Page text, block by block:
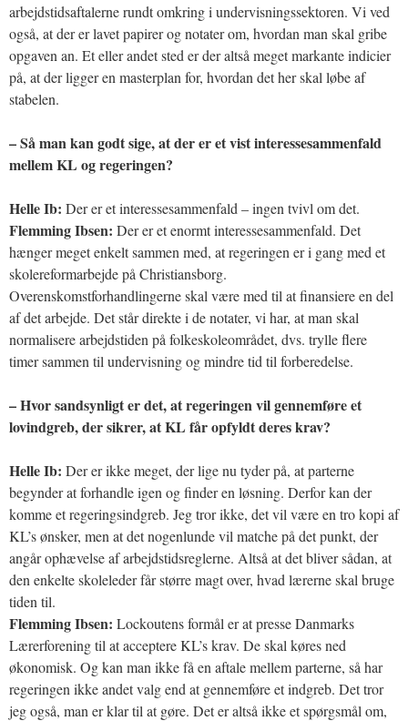
arbejdstidsaftalerne rundt omkring i undervisningssektoren. Vi ved
også, at der er lavet papirer og notater om, hvordan man skal gribe
opgaven an. Et eller andet sted er der altså meget markante indicier
på, at der ligger en masterplan for, hvordan det her skal løbe af
stabelen.
– Så man kan godt sige, at der er et vist interessesammenfald
mellem KL og regeringen?
Helle Ib: Der er et interessesammenfald – ingen tvivl om det.
Flemming Ibsen: Der er et enormt interessesammenfald. Det
hænger meget enkelt sammen med, at regeringen er i gang med et
skolereformarbejde på Christiansborg.
Overenskomstforhandlingerne skal være med til at finansiere en del
af det arbejde. Det står direkte i de notater, vi har, at man skal
normalisere arbejdstiden på folkeskoleområdet, dvs. trylle flere
timer sammen til undervisning og mindre tid til forberedelse.
– Hvor sandsynligt er det, at regeringen vil gennemføre et
lovindgreb, der sikrer, at KL får opfyldt deres krav?
Helle Ib: Der er ikke meget, der lige nu tyder på, at parterne
begynder at forhandle igen og finder en løsning. Derfor kan der
komme et regeringsindgreb. Jeg tror ikke, det vil være en tro kopi af
KL’s ønsker, men at det nogenlunde vil matche på det punkt, der
angår ophævelse af arbejdstidsreglerne. Altså at det bliver sådan, at
den enkelte skoleleder får større magt over, hvad lærerne skal bruge
tiden til.
Flemming Ibsen: Lockoutens formål er at presse Danmarks
Lærerforening til at acceptere KL’s krav. De skal køres ned
økonomisk. Og kan man ikke få en aftale mellem parterne, så har
regeringen ikke andet valg end at gennemføre et indgreb. Det tror
jeg også, man er klar til at gøre. Det er altså ikke et spørgsmål om,